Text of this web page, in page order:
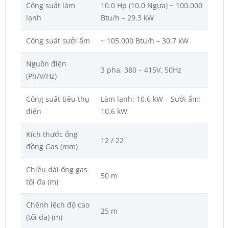
Công suất làm
lạnh
10.0 Hp (10.0 Ngựa) ~ 100.000
Btu/h – 29.3 kW
Công suất sưởi ấm ~ 105.000 Btu/h – 30.7 kW
Nguồn điện
(Ph/V/Hz)
3 pha, 380 – 415V, 50Hz
Công suất tiêu thụ
điện
Làm lạnh: 10.6 kW – Sưởi ấm:
10.6 kW
Kích thước ống
đồng Gas (mm)
12 / 22
Chiều dài ống gas
tối đa (m)
50 m
Chênh lệch độ cao
(tối đa) (m)
25 m